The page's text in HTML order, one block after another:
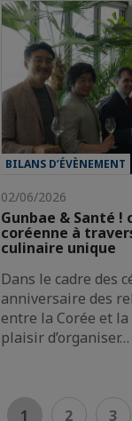
BILANS D’ÉVÈNEMENT
02/06/2026
Gunbae & Santé
coréenne à
culinaire unique
Dans le cadre des
anniversaire des
entre la Corée et la
plaisir d’organiser…
1 2 3